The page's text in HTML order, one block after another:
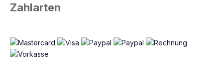
Zahlarten